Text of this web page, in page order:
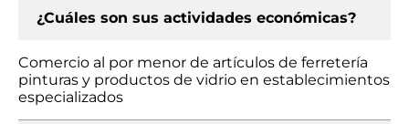
¿Cuáles son sus actividades económicas?
Comercio al por menor de artículos de ferretería
pinturas y productos de vidrio en establecimientos
especializados